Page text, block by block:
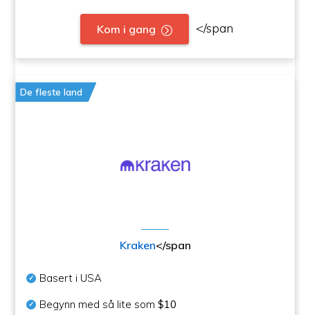
Kom i gang </span
De fleste land
Kraken</span
Basert i USA
Begynn med så lite som$10